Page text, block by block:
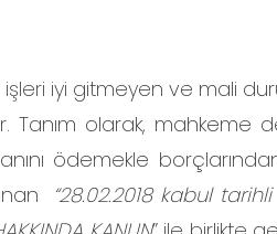
iyi gitmeyen ve mali
olarak, mahkeme
ödemekle
“28.02.2018 kabul tarihli